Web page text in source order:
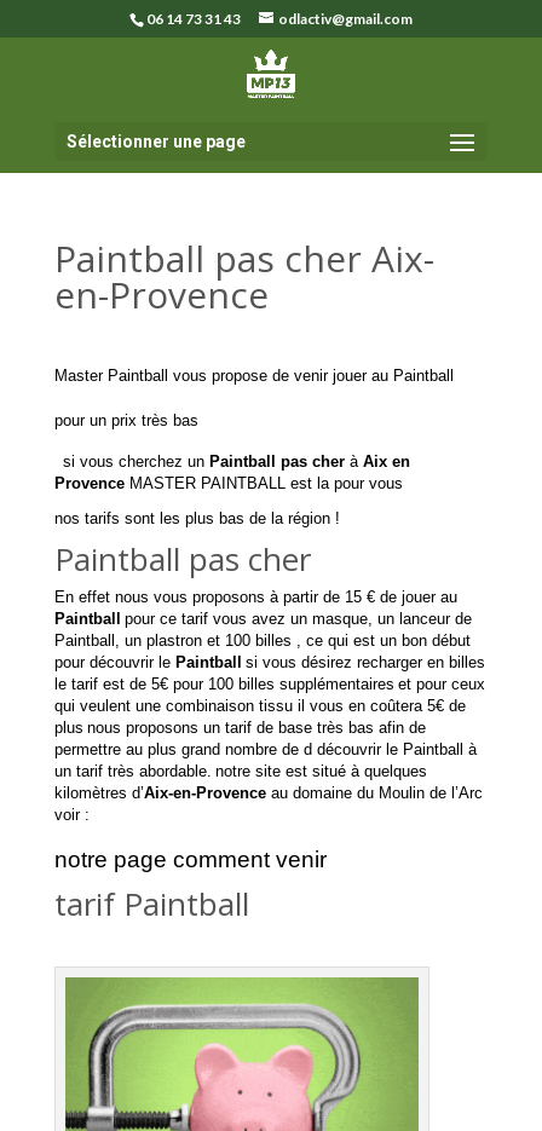
06 14 73 31 43 odlactiv@gmail.com
Sélectionner une page
Paintball pas cher Aix-
en-Provence
Master Paintball vous propose de venir jouer au Paintball
pour un prix très bas
si vous cherchez un Paintball pas cher à Aix en
Provence MASTER PAINTBALL est la pour vous
nos tarifs sont les plus bas de la région !
Paintball pas cher
En effet nous vous proposons à partir de 15 € de jouer au
Paintball
pour ce tarif vous avez un masque, un lanceur de
Paintball, un plastron et 100 billes , ce qui est un bon début
pour découvrir le Paintball
si vous désirez recharger en billes
le tarif est de 5€ pour 100 billes supplémentaires et pour ceux
qui veulent une combinaison tissu il vous en coûtera 5€ de
plus nous proposons un tarif de base très bas afin de
permettre au plus grand nombre de d découvrir le Paintball à
un tarif très abordable. notre site est situé à quelques
kilomètres d’Aix-en-Provenceau domaine du Moulin de l’Arc
voir :
notre page comment venir
tarif Paintball